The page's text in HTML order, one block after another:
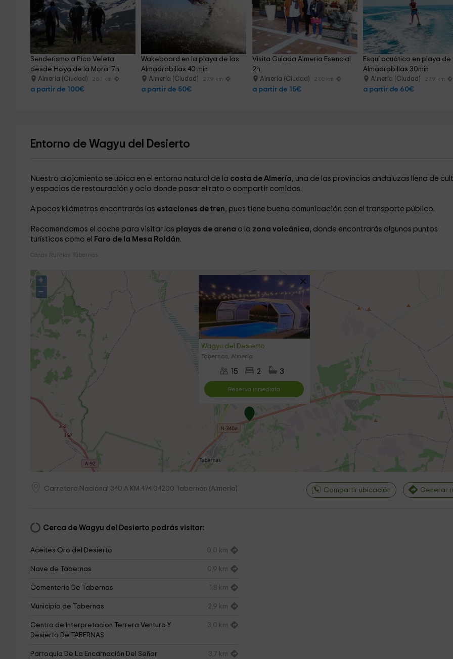
Senderismo a Pico Veleta
desde Hoya de la Mora, 7h
Almería (Ciudad) 26.1 km
a partir de 100€
Wakeboard en la playa de las
Almadrabillas 40 min
Almería (Ciudad) 27.9 km
a partir de 50€
Visita Guiada Almeria Esencial
2h
Almería (Ciudad) 27.0 km
a partir de 15€
Esquí acuático en playa de
Almadrabillas 30min
Almería (Ciudad) 27.9 km
a partir de 60€
Entorno de Wagyu del Desierto
Nuestro alojamiento se ubica en el entorno natural de la costa de Almería, una de las provincias andaluzas llena de
y espacios de restauración y ocio donde pasar el rato o compartir comidas.
A pocos kilómetros encontrarás las estaciones de tren, pues tiene buena comunicación con el transporte público.
Recomendamos el coche para visitar las playas de arena o la zona volcánica, donde encontrarás algunos puntos
turísticos como el
Faro de la Mesa Roldán.
Casas Rurales Tabernas
Wagyu del Desierto
Tabernas, Almería
15 2 3
Reserva inmediata
+
−
Carretera Nacional 340 A KM 474 04200 Tabernas (Almería) Compartir ubicación Generar
Cerca de Wagyu del Desierto podrás visitar:
Aceites Oro del Desierto 0,0 km
Nave de Tabernas 0,9 km
Cementerio De Tabernas 1,8 km
Municipio de Tabernas 2,9 km
Centro de Interpretacion Terrera Ventura Y
Desierto De TABERNAS
3,0 km
Parroquia De La Encarnación Del Señor 3,7 km